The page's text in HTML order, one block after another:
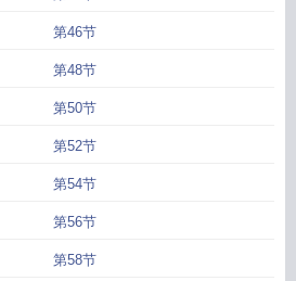
第46节
第48节
第50节
第52节
第54节
第56节
第58节